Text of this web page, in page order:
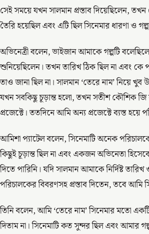
সেই সময়ে যখন সালমান প্রস্তাব দিয়েছিলেন,
তৈরি হয়েছিল এবং এটি ছিল সিনেমার ধারণা ও
অভিনেত্রী বলেন, ভাইজান আমাকে গল্পটি
শুনিয়েছিলেন। তখন তারিখ ঠিক ছিল না এবং কে
তাও জানা ছিল না। সালমান ‘তেরে নাম’ নিয়ে খুব
যখন সবকিছু চূড়ান্ত হলো, তখন সতীশ কৌশিক জি
প্রজেক্টে। ততদিনে আমি অন্য প্রজেক্টে ব্যস্ত হয়ে
আমিশা প্যাটেল বলেন, সিনেমাটি অনেক
কিছুই চূড়ান্ত ছিল না এবং একজন অভিনেতা
দিতে পারিনি। যদি সালমান আমাকে নির্দিষ্ট তারিখ ও
পরিচালকের বিবরণসহ প্রস্তাব দিতেন, তবে আমি
তিনি বলেন, আমি ‘তেরে নাম’ সিনেমার মতো
দিতাম না। সিনেমাটি কত সুন্দর ছিল এবং আমার